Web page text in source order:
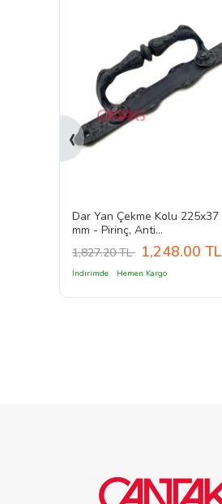
Dar Yan Çekme Kolu 225x37
mm - Pirinç, Anti...
1,827.20 TL 1,248.00 TL
İndirimde Hemen Kargo
‹